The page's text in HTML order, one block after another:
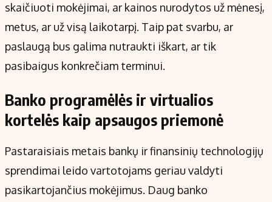
skaičiuoti mokėjimai, ar kainos nurodytos už mėnesį,
metus, ar už visą laikotarpį. Taip pat svarbu, ar
paslaugą bus galima nutraukti iškart, ar tik
pasibaigus konkrečiam terminui.
Banko programėlės ir virtualios
kortelės kaip apsaugos priemonė
Pastaraisiais metais bankų ir finansinių technologijų
sprendimai leido vartotojams geriau valdyti
pasikartojančius mokėjimus. Daug banko